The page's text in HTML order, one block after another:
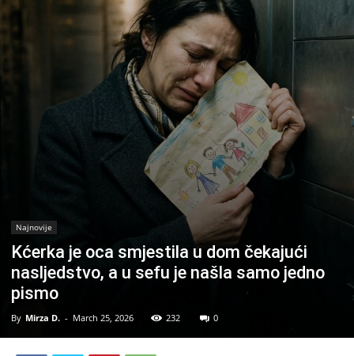
Najnovije
Kćerka je oca smjestila u dom čekajući
nasljedstvo, a u sefu je našla samo jedno
pismo
By Mirza D. - March 25, 2026 232 0